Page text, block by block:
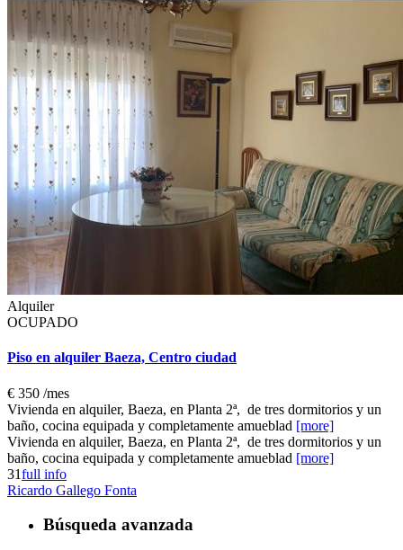
Alquiler
OCUPADO
Piso en alquiler Baeza, Centro ciudad
€ 350 /mes
Vivienda en alquiler, Baeza, en Planta 2ª, de tres dormitorios y un
baño, cocina equipada y completamente amueblad [more]
Vivienda en alquiler, Baeza, en Planta 2ª, de tres dormitorios y un
baño, cocina equipada y completamente amueblad [more]
31full info
Ricardo Gallego Fonta
Búsqueda avanzada